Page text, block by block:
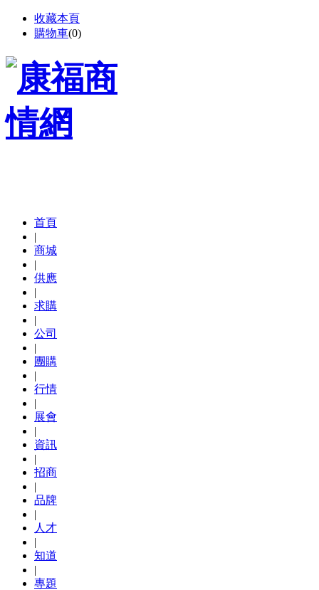
收藏本頁
購物車(0)
首頁
|
商城
|
供應
|
求購
|
公司
|
團購
|
行情
|
展會
|
資訊
|
招商
|
品牌
|
人才
|
知道
|
專題